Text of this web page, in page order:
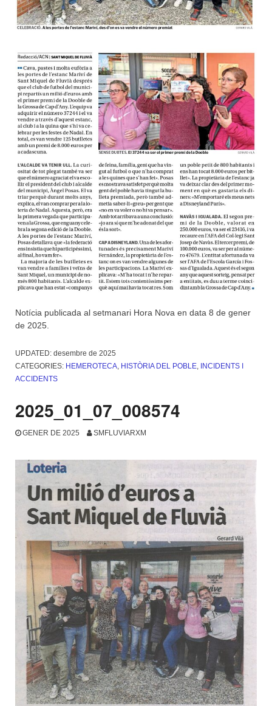
Notícia publicada al setmanari Hora Nova en data 8 de gener
de 2025.
UPDATED: desembre de 2025
CATEGORIES: HEMEROTECA, HISTÒRIA DEL POBLE, INCIDENTS I
ACCIDENTS
2025_01_07_008574
GENER DE 2025 SMFLUVIARXM